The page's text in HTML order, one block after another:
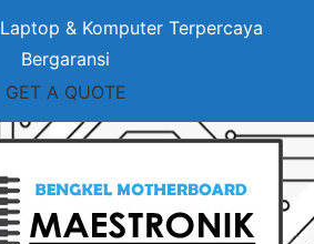
& Komputer Terpercaya
Bergaransi
GET A QUOTE